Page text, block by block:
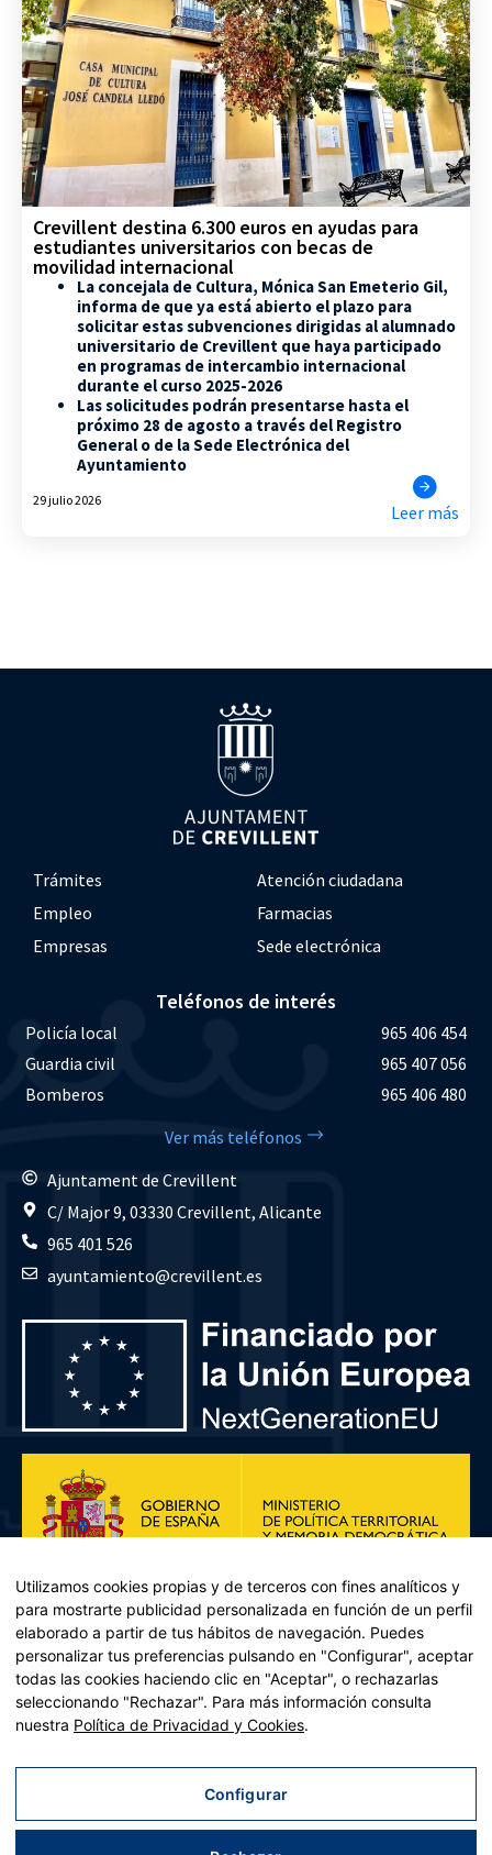
Crevillent destina 6.300 euros en ayudas para
estudiantes universitarios con becas de
movilidad internacional
La concejala de Cultura, Mónica San Emeterio Gil,
informa de que ya está abierto el plazo para
solicitar estas subvenciones dirigidas al alumnado
universitario de Crevillent que haya participado
en programas de intercambio internacional
durante el curso 2025-2026
Las solicitudes podrán presentarse hasta el
próximo 28 de agosto a través del Registro
General o de la Sede Electrónica del
Ayuntamiento
29 julio 2026
Leer más
Trámites
Atención ciudadana
Empleo
Farmacias
Empresas
Sede electrónica
Teléfonos de interés
Policía local
965 406 454
Guardia civil
965 407 056
Bomberos
965 406 480
Ver más teléfonos
Ajuntament de Crevillent
C/ Major 9, 03330 Crevillent, Alicante
965 401 526
ayuntamiento@crevillent.es
Plan de Recuperación, Transformación y Resiliencia – Financiado por
Recuperación y resiliencia, establecido por el Reglamento (UE)
2021/241 del Parlamento Europeo y del Consejo, de 12 de febrero
Utilizamos cookies propias y de terceros con fines analíticos y
para mostrarte publicidad personalizada en función de un perfil
elaborado a partir de tus hábitos de navegación. Puedes
personalizar tus preferencias pulsando en "Configurar", aceptar
todas las cookies haciendo clic en "Aceptar", o rechazarlas
seleccionando "Rechazar". Para más información consulta
nuestra Política de Privacidad y Cookies.
Configurar